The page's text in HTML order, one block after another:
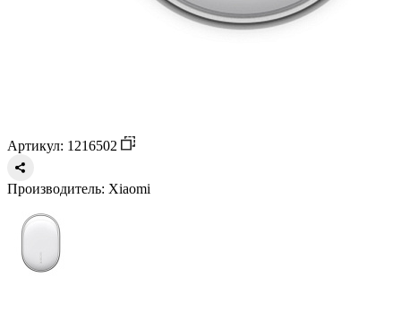
Артикул: 1216502
Производитель: Xiaomi